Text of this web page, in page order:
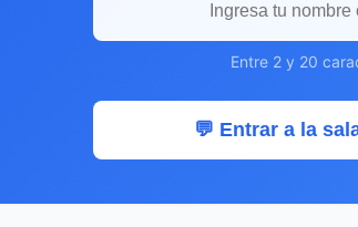
Entre 2 y 20
💬 Entrar a la